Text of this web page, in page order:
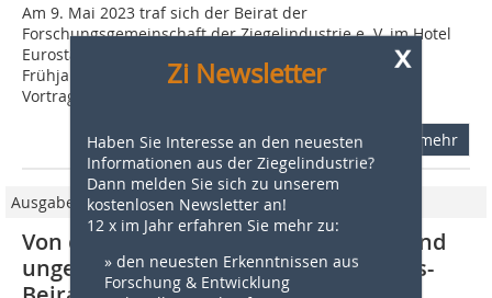
x
Zi Newsletter
Haben Sie Interesse an den neuesten
Informationen aus der Ziegelindustrie?
Dann melden Sie sich zu unserem
kostenlosen Newsletter an!
12 x im Jahr erfahren Sie mehr zu:
» den neuesten Erkenntnissen aus
Forschung & Entwicklung
Am 9. Mai 2023 traf sich der Beirat der
Forschungsgemeinschaft der Ziegelindustrie e. V. im Hotel
Eurostars in Berlin-Mitte zur turnusmäßigen
Frühjahrssitzung. Der Schwerpunkt des
Vortragsprogramms...
mehr
Ausgabe 04/2024
Von erdgasfreier Wärmeerzeugung und
ungebrannten Baustoffen – Frühjahrs-